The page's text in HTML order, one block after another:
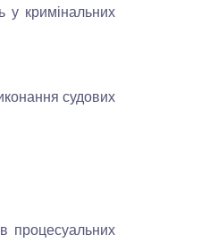
у кримінальних
судових
процесуальних